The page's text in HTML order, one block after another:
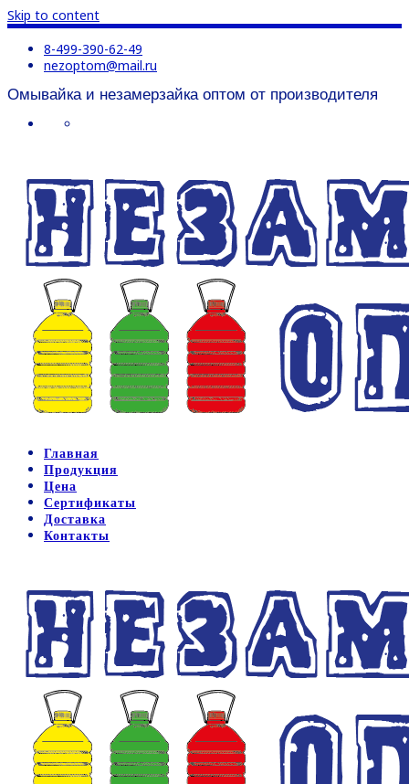
Skip to content
8-499-390-62-49
nezoptom@mail.ru
Омывайка и незамерзайка оптом от производителя
Главная
Продукция
Цена
Сертификаты
Доставка
Контакты